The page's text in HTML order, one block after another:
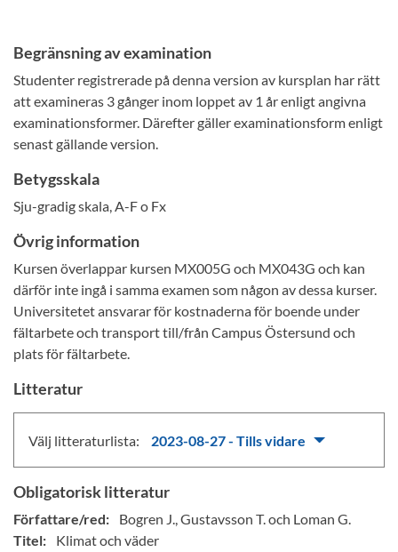
Begränsning av examination
Studenter registrerade på denna version av kursplan har rätt
att examineras 3 gånger inom loppet av 1 år enligt angivna
examinationsformer. Därefter gäller examinationsform enligt
senast gällande version.
Betygsskala
Sju-gradig skala, A-F o Fx
Övrig information
Kursen överlappar kursen MX005G och MX043G och kan
därför inte ingå i samma examen som någon av dessa kurser.
Universitetet ansvarar för kostnaderna för boende under
fältarbete och transport till/från Campus Östersund och
plats för fältarbete.
Litteratur
Välj litteraturlista: 2023-08-27 - Tills vidare
Obligatorisk litteratur
Författare/red:
Bogren J., Gustavsson T. och Loman G.
Titel:
Klimat och väder